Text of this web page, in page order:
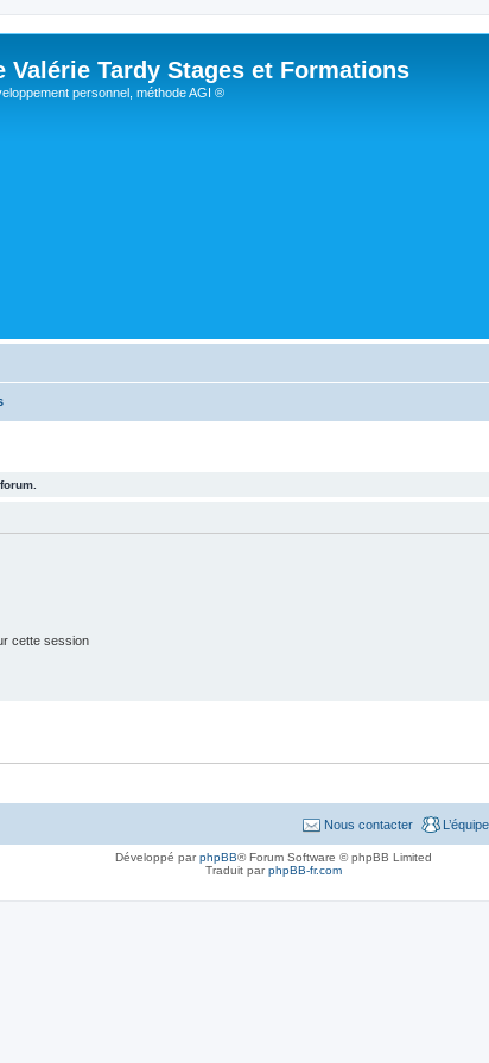
Valérie Tardy Stages et Formations
personnel, méthode AGI ®
cette session
Nous contacter
Développé parphpBB® Forum Software © phpBB Limited
Traduit parphpBB-fr.com